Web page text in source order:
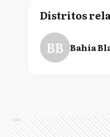
Distritos
BB Bahía
Ads